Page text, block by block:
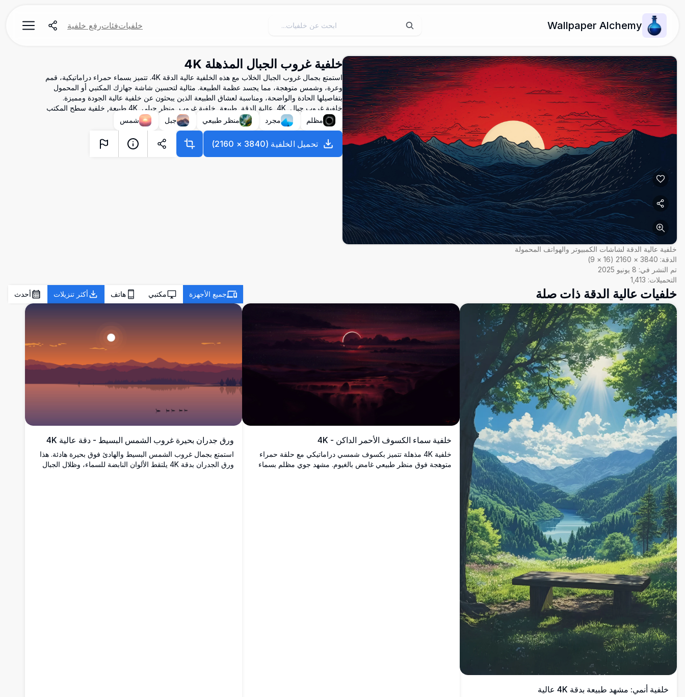
Wallpaper Alchemy خلفياتفئاترفع خلفية
خلفية عالية الدقة لشاشات الكمبيوتر والهواتف المحمولة
الدقة: 3840
×
2160
(
16
×
9
)
تم النشر في: 8 يونيو 2025
التحميلات: 1,413
خلفية غروب الجبال المذهلة 4K
استمتع بجمال غروب الجبال الخلاب مع هذه الخلفية عالية الدقة 4K. تتميز بسماء حمراء دراماتيكية، قمم
وعرة، وشمس متوهجة، مما يجسد عظمة الطبيعة. مثالية لتحسين شاشة جهازك المكتبي أو المحمول
بتفاصيلها الحادة والواضحة، ومناسبة لعشاق الطبيعة الذين يبحثون عن خلفية عالية الجودة ومميزة.
خلفية غروب جبال, 4K, عالية الدقة, طبيعة, خلفية غروب, منظر جبلي, 4K طبيعة, خلفية سطح المكتب
مظلم
مجرد منظر طبيعي جبل شمس
تحميل الخلفية (
3840
×
2160
)
خلفيات عالية الدقة ذات صلة جميع الأجهزة مكتبي هاتف أكثر تنزيلات أحدث
خلفية أنمي: مشهد طبيعة بدقة 4K عالية
خلفية سماء الكسوف الأحمر الداكن - 4K
خلفية 4K مذهلة تتميز بكسوف شمسي دراماتيكي مع حلقة حمراء
متوهجة فوق منظر طبيعي غامض بالغيوم. مشهد جوي مظلم بسماء
ورق جدران بحيرة غروب الشمس البسيط - دقة عالية 4K
استمتع بجمال غروب الشمس البسيط والهادئ فوق بحيرة هادئة. هذا
ورق الجدران بدقة 4K يلتقط الألوان النابضة للسماء، وظلال الجبال